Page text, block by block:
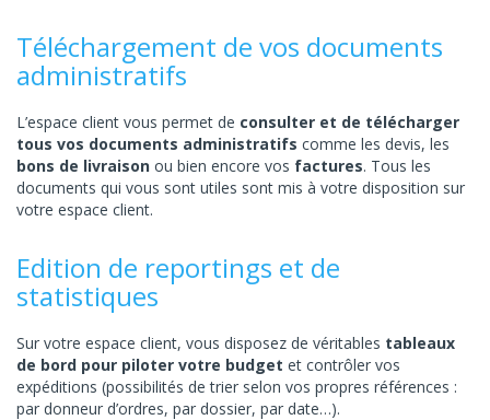
Téléchargement de vos documents
administratifs
L’espace client vous permet de consulter et de télécharger
tous vos documents administratifs comme les devis, les
bons de livraison ou bien encore vos factures. Tous les
documents qui vous sont utiles sont mis à votre disposition sur
votre espace client.
Edition de reportings et de
statistiques
Sur votre espace client, vous disposez de véritables tableaux
de bord pour piloter votre budget et contrôler vos
expéditions (possibilités de trier selon vos propres références :
par donneur d’ordres, par dossier, par date…).